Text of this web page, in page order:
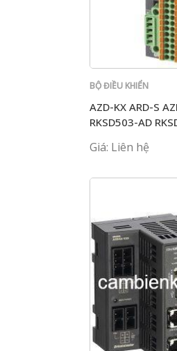
BỘ ĐIỀU KHIỂN
AZD-KX ARD-S
RKSD503-AD
Giá: Liên hệ